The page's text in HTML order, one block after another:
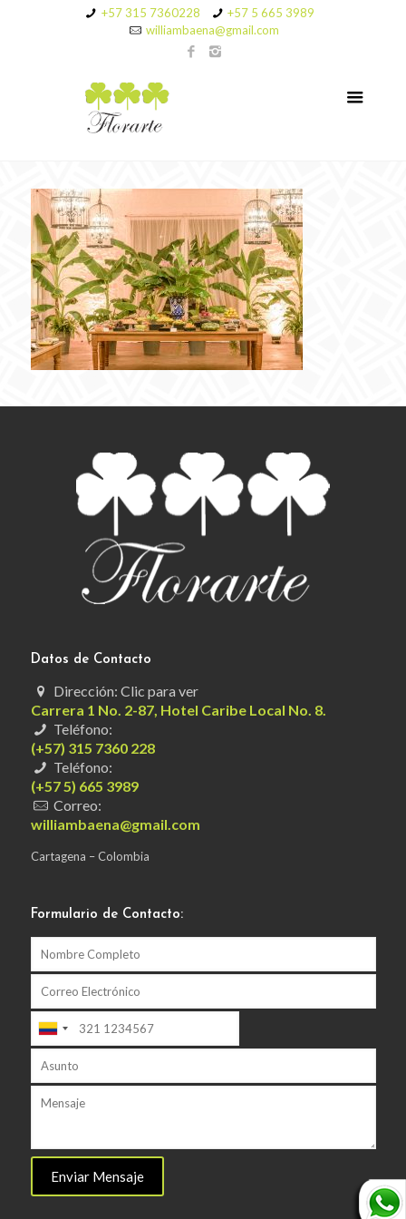
+57 315 7360228
+57 5 665 3989
williambaena@gmail.com
Datos de Contacto
Dirección: Clic para ver
Carrera 1 No. 2-87, Hotel Caribe Local No. 8.
Teléfono:
(+57) 315 7360 228
Teléfono:
(+57 5) 665 3989
Correo:
williambaena@gmail.com
Cartagena – Colombia
Formulario de Contacto: